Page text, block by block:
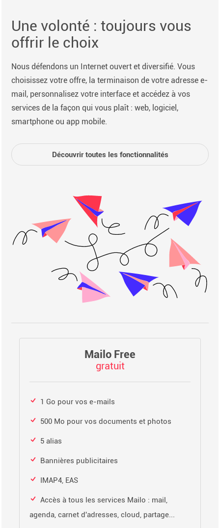
Une volonté : toujours vous
offrir le choix
Nous défendons un Internet ouvert et diversifié. Vous
choisissez votre offre, la terminaison de votre adresse e-
mail, personnalisez votre interface et accédez à vos
services de la façon qui vous plaît : web, logiciel,
smartphone ou app mobile.
Découvrir toutes les fonctionnalités
Mailo Free
gratuit
1 Go pour vos e-mails
500 Mo pour vos documents et photos
5 alias
Bannières publicitaires
IMAP4, EAS
Accès à tous les services Mailo : mail,
agenda, carnet d'adresses, cloud, partage...